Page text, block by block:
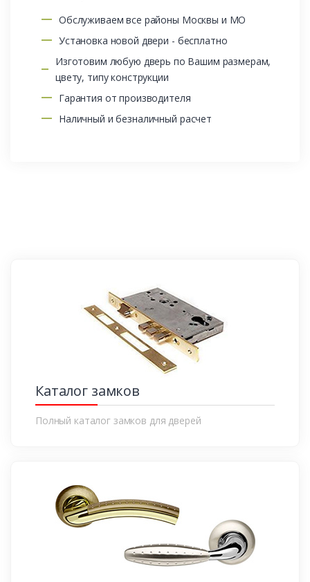
Обслуживаем все районы Москвы и МО
Установка новой двери - бесплатно
Изготовим любую дверь по Вашим размерам,
цвету, типу конструкции
Гарантия от производителя
Наличный и безналичный расчет
Каталог замков
Полный каталог замков для дверей